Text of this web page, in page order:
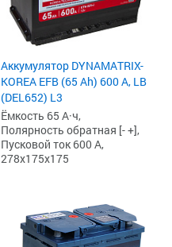
Аккумулятор DYNAMATRIX-
KOREA EFB (65 Ah) 600 А, LB
(DEL652) L3
Ёмкость 65 А·ч,
Полярность обратная [- +],
Пусковой ток 600 А,
278x175x175